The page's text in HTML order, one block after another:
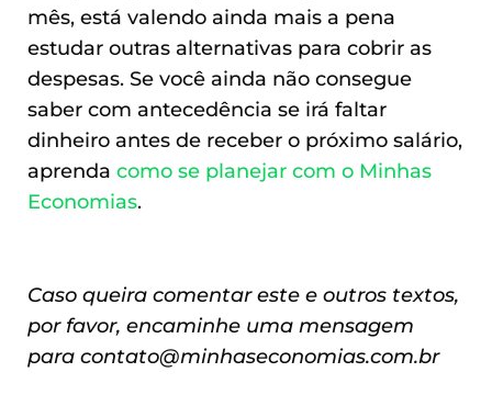
mês, está valendo ainda mais a pena
estudar outras alternativas para cobrir as
despesas. Se você ainda não consegue
saber com antecedência se irá faltar
dinheiro antes de receber o próximo salário,
aprenda como se planejar com o Minhas
Economias.
Caso queira comentar este e outros textos,
por favor, encaminhe uma mensagem
para contato@minhaseconomias.com.br